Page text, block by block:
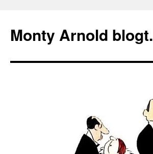
springen
Monty Arnold blogt.